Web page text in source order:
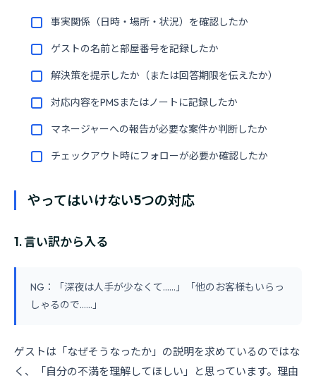
事実関係（日時・場所・状況）を確認したか
ゲストの名前と部屋番号を記録したか
解決策を提示したか（または回答期限を伝えたか）
対応内容をPMSまたはノートに記録したか
マネージャーへの報告が必要な案件か判断したか
チェックアウト時にフォローが必要か確認したか
やってはいけない5つの対応
1. 言い訳から入る
NG：「深夜は人手が少なくて......」「他のお客様もいらっ
しゃるので......」
ゲストは「なぜそうなったか」の説明を求めているのではな
く、「自分の不満を理解してほしい」と思っています。理由